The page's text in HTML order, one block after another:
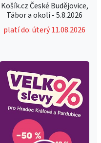
Košík.cz České Budějovice,
Tábor a okolí - 5.8.2026
platí do: úterý 11.08.2026